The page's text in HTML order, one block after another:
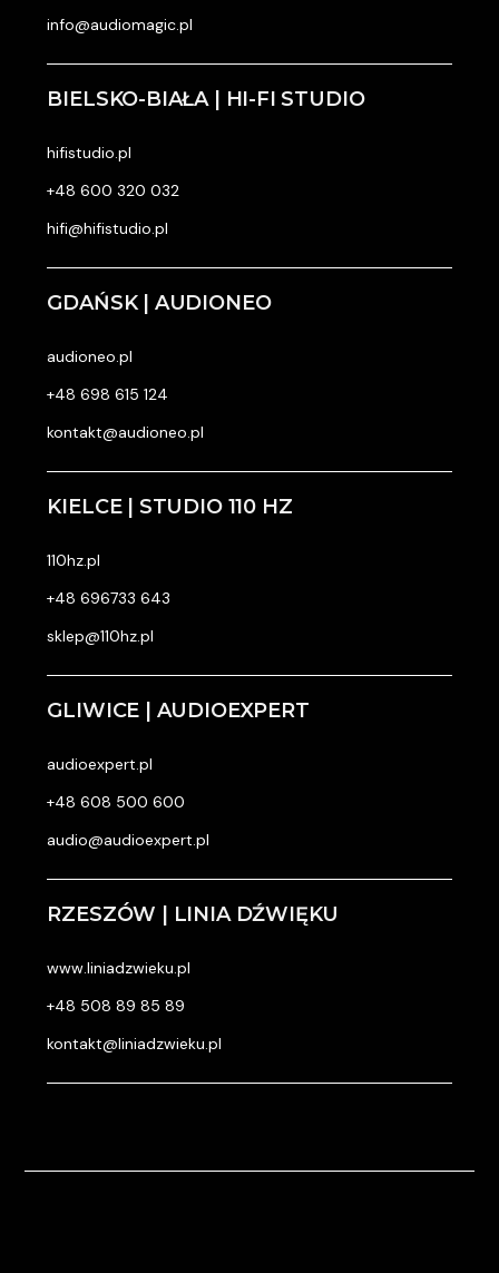
info@audiomagic.pl
BIELSKO-BIAŁA | HI-FI STUDIO
hifistudio.pl
+48 600 320 032
hifi@hifistudio.pl
GDAŃSK | AUDIONEO
audioneo.pl
+48 698 615 124
kontakt@audioneo.pl
KIELCE | STUDIO 110 HZ
110hz.pl
+48 696733 643
sklep@110hz.pl
GLIWICE | AUDIOEXPERT
audioexpert.pl
+48 608 500 600
audio@audioexpert.pl
RZESZÓW | LINIA DŹWIĘKU
www.liniadzwieku.pl
+48 508 89 85 89
kontakt@liniadzwieku.pl